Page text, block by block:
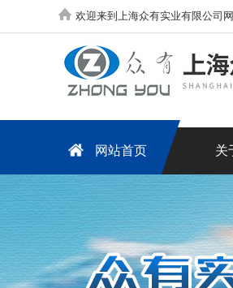
欢迎来到上海众有实业有限公司网
网站首页 关